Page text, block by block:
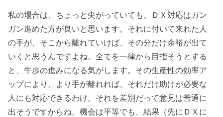
私の場合は、ちょっと尖がっていても、ＤＸ対応はガン
ガン進めた方が良いと思います。それに付いて来れた人
の手が、そこから離れていけば、その分だけ余裕が出て
いくと思うんですよね。全てを一律から目指そうとする
と、牛歩の進みになる気がします。その生産性の効率ア
ップにより、より手が離れれば、それだけ助けが必要な
人にも対応できるわけ。それを差別だって意見は普通に
出そうですからね。機会は平等でも、結果（先にＤＸに